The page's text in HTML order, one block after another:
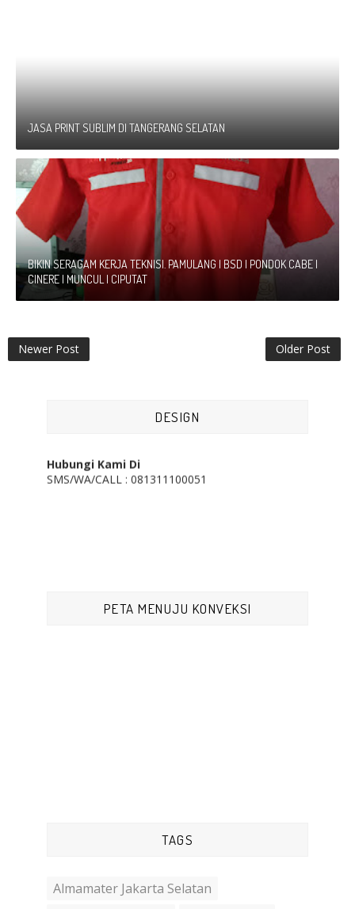
JASA PRINT SUBLIM DI TANGERANG SELATAN
BIKIN SERAGAM KERJA TEKNISI. PAMULANG | BSD | PONDOK CABE |
CINERE | MUNCUL | CIPUTAT
Newer Post Older Post
DESIGN
Kami Cv. Au-ra Jaya melayani pesan antar.
3. Jika memang lokasi anda jauh akan kena charge
SMS/WA/CALL : 081311100051
PETA MENUJU KONVEKSI
TAGS
Almamater Jakarta Selatan